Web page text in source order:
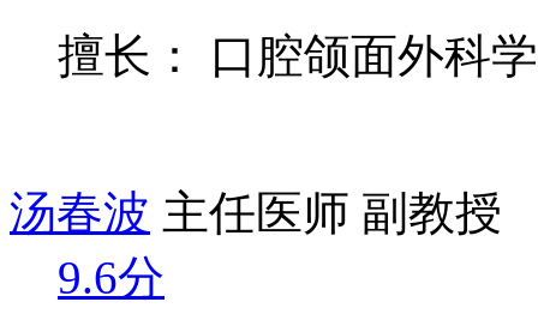
擅长： 口腔颌面外科
汤春波 主任医师 副教授
9.6分